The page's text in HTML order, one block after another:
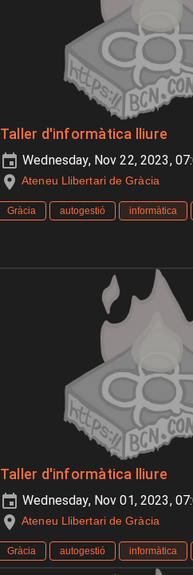
Taller d'informàtica lliure
Wednesday, Nov 22, 2023,
Ateneu Llibertari de Gràcia
Gràcia autogestió informàtica
Taller d'informàtica lliure
Wednesday, Nov 01, 2023,
Ateneu Llibertari de Gràcia
Gràcia autogestió informàtica